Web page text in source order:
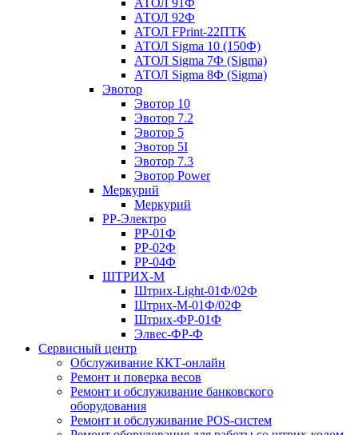
АТОЛ 91Ф
АТОЛ 92Ф
АТОЛ FPrint-22ПТК
АТОЛ Sigma 10 (150Ф)
АТОЛ Sigma 7Ф (Sigma)
АТОЛ Sigma 8Ф (Sigma)
Эвотор
Эвотор 10
Эвотор 7.2
Эвотор 5
Эвотор 5I
Эвотор 7.3
Эвотор Power
Меркурий
Меркурий
РР-Электро
РР-01Ф
РР-02Ф
РР-04Ф
ШТРИХ-М
Штрих-Light-01Ф/02Ф
Штрих-М-01Ф/02Ф
Штрих-ФР-01Ф
Элвес-ФР-Ф
Сервисный центр
Обслуживание ККТ-онлайн
Ремонт и поверка весов
Ремонт и обслуживание банковского
оборудования
Ремонт и обслуживание POS-систем